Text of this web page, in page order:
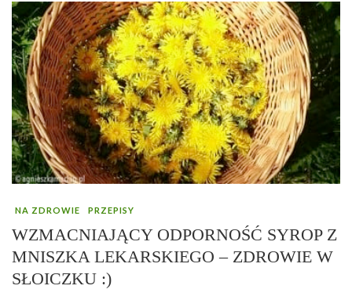
NA ZDROWIE PRZEPISY
WZMACNIAJĄCY ODPORNOŚĆ SYROP Z
MNISZKA LEKARSKIEGO – ZDROWIE W
SŁOICZKU :)